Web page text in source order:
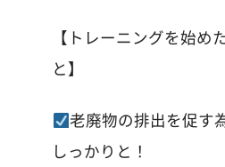
【トレーニングを始め
と】
老廃物の排出を促す
しっかりと！